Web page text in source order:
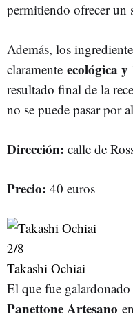
permitiendo ofrecer un
Además, los
claramente ecológica
resultado final de la
no se puede pasar por
Dirección: calle de
Precio: 40 euros
2/8
Takashi Ochiai
El que fue
Panettone Artesano